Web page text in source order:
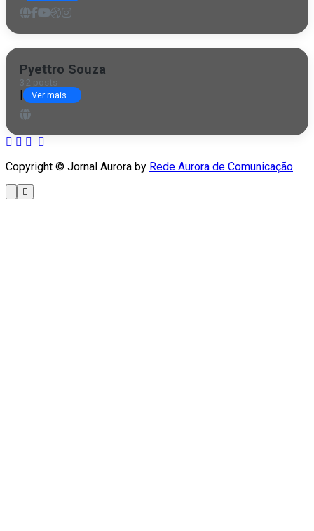
Pyettro Souza
32 posts
| Ver mais...
Copyright © Jornal Aurora by Rede Aurora de Comunicação.